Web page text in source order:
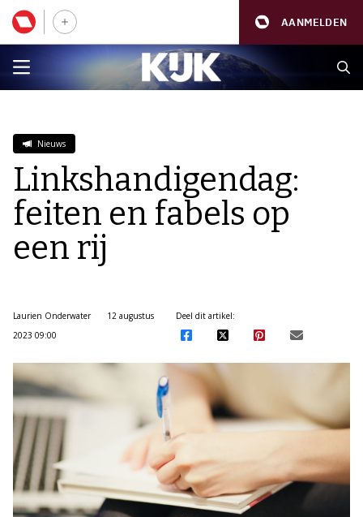
AANMELDEN
Nieuws
Linkshandigendag:
feiten en fabels op
een rij
Laurien Onderwater
12 augustus
2023 09:00
Deel dit artikel: